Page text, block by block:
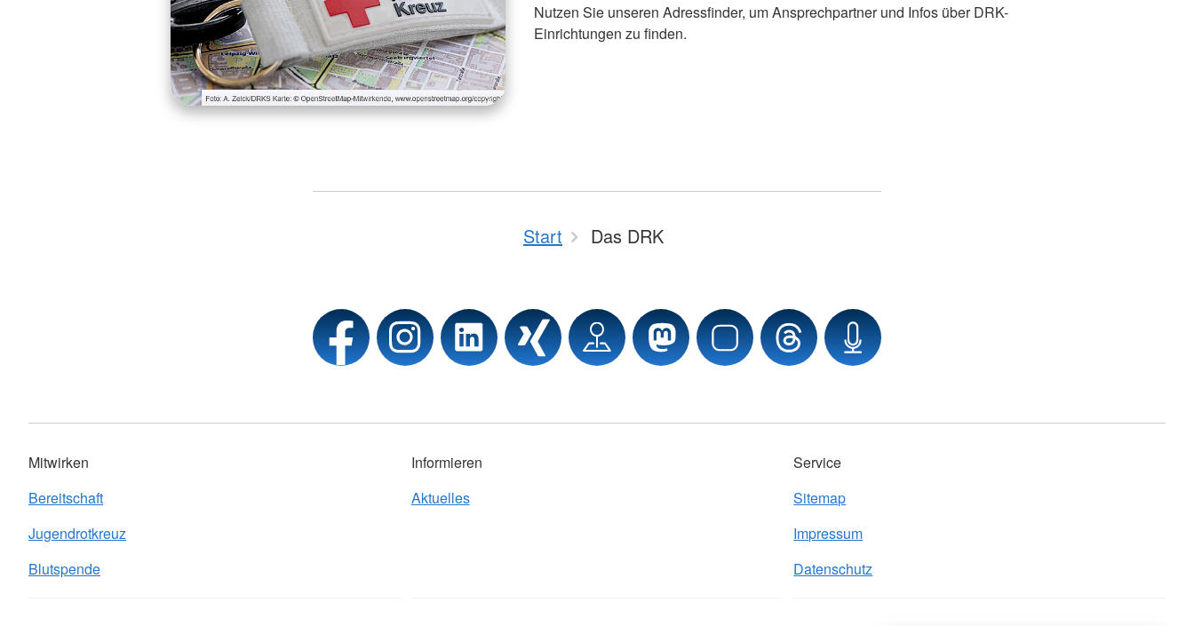
Nutzen Sie unseren Adressfinder, um Ansprechpartner und Infos über DRK-
Einrichtungen zu finden.
Start Das DRK
Mitwirken
Bereitschaft
Jugendrotkreuz
Blutspende
Informieren
Aktuelles
Service
Sitemap
Impressum
Datenschutz